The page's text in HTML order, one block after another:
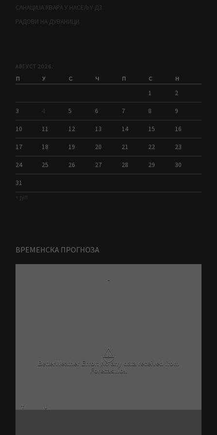
САНАЦИЈА КВАРА У НАСЕЉУ Д3
РАДОВИ НА ДУВАНИЦИ
АВГУСТ 2026.
П У С Ч П С Н
1 2
3 4 5 6 7 8 9
10 11 12 13 14 15 16
17 18 19 20 21 22 23
24 25 26 27 28 29 30
31
« јул
ВРЕМЕНСКА ПРОГНОЗА
-
⚠
BetterWeather Error: No any data received from
Forecast.io!.